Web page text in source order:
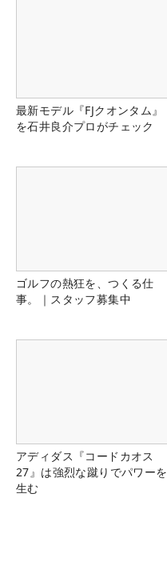
最新モデル『FJクオンタム』
を石井良介プロがチェック
ゴルフの熱狂を、つくる仕
事。｜スタッフ募集中
アディダス『コードカオス
27』は強烈な蹴りでパワーを
生む